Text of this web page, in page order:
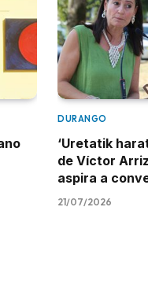
DURANGO
‘Uretatik
de Víctor
aspira a
21/07/2026